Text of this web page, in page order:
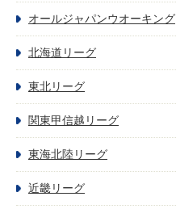
オールジャパンウオーキング
北海道リーグ
東北リーグ
関東甲信越リーグ
東海北陸リーグ
近畿リーグ